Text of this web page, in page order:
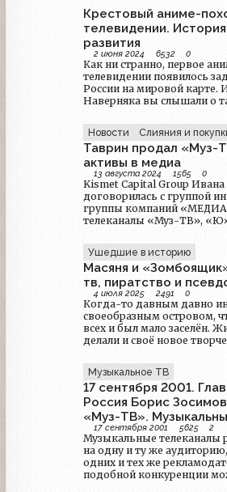
национальному
исполняется 25 лет. Давлетяров отметил, что
«Муз-ТВ» находится на
похвастаться хорошими
финансовыми
время его существования. «Сейчас смело можно
сказать, что это лучший
страны, и настало время,
душой могу отойти в
Крестовый аниме-
телевидении.
развития
2 июня 2024 6532 0
Как ни странно, первое
телевидении появилось
России на мировой карте.
Наверняка вы слышали о
совместного
Госкино СССР и
занимался анимацией, но
японцев, а Фуджифильм
особого негатива,
Хотя при этом в том же
мультипликаторы успели
проектом Знаменитые
аниме, и тоже при
советском телеэфире
Если говорить прямо,
стали первым аниме,
увидеть у нас. Тогда все
завтра и даже не
заменят непонятные
с цветными картинками.
нетерпением ждали
телевидения, лишь бы
Ну а сейчас, чтобы узнать,
тысячи километров от нас,
кликов. Одним из средств
чужой жизни для меня было
определённый момент мне
мы пришли к этому. *Я
таким вопросом* Ну и на
что похвально увлечение
не случайность, а
была интересной и по
Новости Слияния и
Таврин продал «Муз-
активы в медиа
13 августа 2024 1565 0
Kismet Capital Group
договорилась с группой
группы компаний
телеканалы «Муз-ТВ»,
поступившем в РБК
сделки.
Ушедшие в историю
Масяня и
тв, пиратство и
4 июля 2025 2491 0
Когда-то давным давно
своеобразным островом,
всех и был мало заселён.
делали и своё новое
именуемой "телевидение".
поговорим про все
российским (и не только)
пиратство и рекламу,
Музыкальное ТВ
17 сентября 2001.
Россия Борис
«Муз-ТВ».
за рекламодателей
17 сентября 2001 5625 2
Музыкальные телеканалы
на одну и ту же
одних и тех же
подобной конкуренции